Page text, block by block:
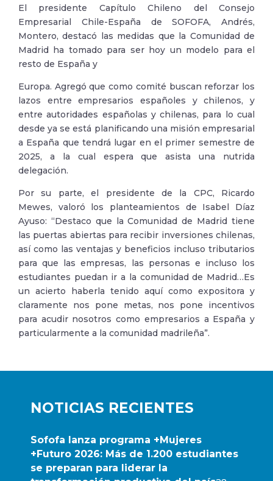
NOTICIAS RECIENTES
Sofofa lanza programa +Mujeres
+Futuro 2026: Más de 1.200 estudiantes
se preparan para liderar la
El presidente Capítulo Chileno del Consejo
Empresarial Chile-España de SOFOFA, Andrés,
Montero, destacó las medidas que la Comunidad de
Madrid ha tomado para ser hoy un modelo para el
resto de España y
Europa. Agregó que como comité buscan reforzar los
lazos entre empresarios españoles y chilenos, y
entre autoridades españolas y chilenas, para lo cual
desde ya se está planificando una misión empresarial
a España que tendrá lugar en el primer semestre de
2025, a la cual espera que asista una nutrida
delegación.
Por su parte, el presidente de la CPC, Ricardo
Mewes, valoró los planteamientos de Isabel Díaz
Ayuso: “Destaco que la Comunidad de Madrid tiene
las puertas abiertas para recibir inversiones chilenas,
así como las ventajas y beneficios incluso tributarios
para que las empresas, las personas e incluso los
estudiantes puedan ir a la comunidad de Madrid…Es
un acierto haberla tenido aquí como expositora y
claramente nos pone metas, nos pone incentivos
para acudir nosotros como empresarios a España y
particularmente a la comunidad madrileña”.